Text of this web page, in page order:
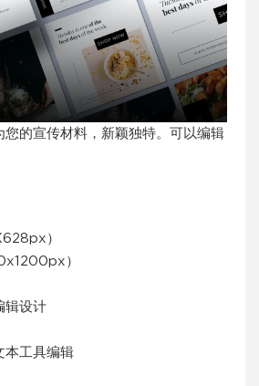
的宣传材料，新颖独特。可以编辑
）
）
辑设计
本工具编辑